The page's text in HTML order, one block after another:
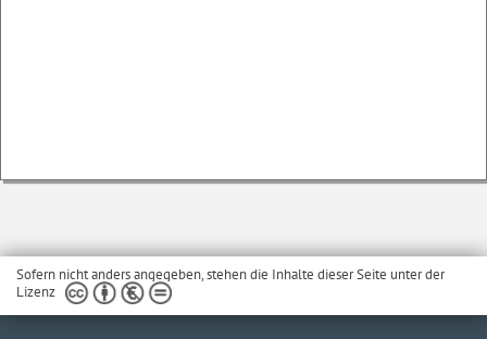
Sofern nicht anders angegeben, stehen die Inhalte dieser Seite unter der
Lizenz